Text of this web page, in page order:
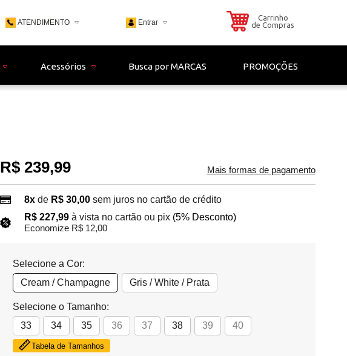
ATENDIMENTO
(48) 9 - 9153 - 4306
Entrar
Carrinho
de Compras
Acessórios Busca por MARCAS PROMOÇÕES
R$ 239,99 Mais formas de pagamento
8x de R$ 30,00 sem juros no cartão de crédito
R$ 227,99à vista no cartão ou pix (5% Desconto)
Economize R$ 12,00
Selecione a Cor:
Cream / Champagne
Gris / White / Prata
Selecione o Tamanho:
33
34 35 36 37 38 39 40
Tabela de Tamanhos